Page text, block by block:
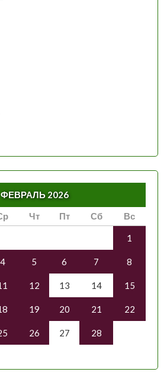
ФЕВРАЛЬ 2026
Чт Пт Сб Вс
1
4 5 6 7 8
12 13 14 15
19 20 21 22
26 27
28